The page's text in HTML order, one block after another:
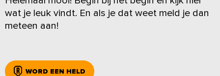
wat je leuk vindt. En als je dat weet meld je dan
meteen aan!
WORD EEN HELD